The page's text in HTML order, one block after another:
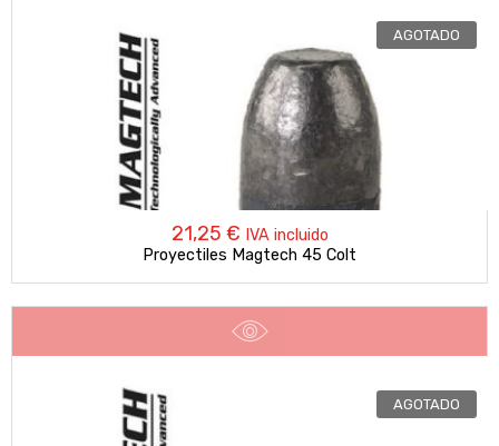
AGOTADO
21,25 € IVA incluido
Proyectiles Magtech 45 Colt
AGOTADO